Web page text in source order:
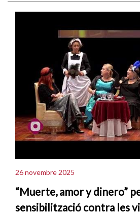
26 novembre 2025
“Muerte, amor y dinero”
sensibilització contra les